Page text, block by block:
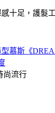
十足，護髮
型慕斯《
尚流行